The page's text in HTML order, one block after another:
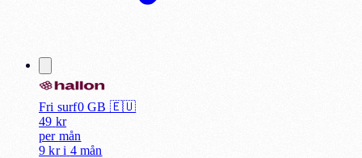
Fri surf0GB 🇪🇺
49 kr
per mån
9 kr i 4 mån